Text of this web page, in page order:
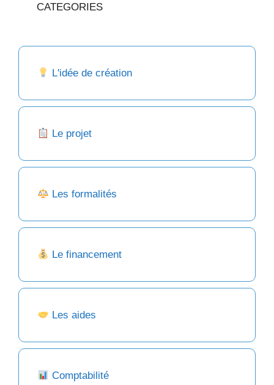
CATEGORIES
L'idée de création
Le projet
Les formalités
Le financement
Les aides
Comptabilité